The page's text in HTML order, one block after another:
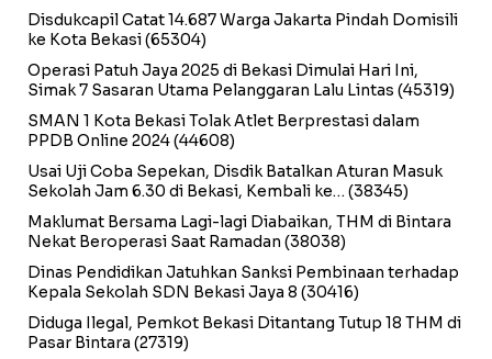
Disdukcapil Catat 14.687 Warga Jakarta Pindah Domisili
ke Kota Bekasi(65304)
Operasi Patuh Jaya 2025 di Bekasi Dimulai Hari Ini,
Simak 7 Sasaran Utama Pelanggaran Lalu Lintas (45319)
SMAN 1 Kota Bekasi Tolak Atlet Berprestasi dalam
PPDB Online 2024(44608)
Usai Uji Coba Sepekan, Disdik Batalkan Aturan Masuk
Sekolah Jam 6.30 di Bekasi, Kembali ke… (38345)
Maklumat Bersama Lagi-lagi Diabaikan, THM di Bintara
Nekat Beroperasi Saat Ramadan (38038)
Dinas Pendidikan Jatuhkan Sanksi Pembinaan terhadap
Kepala Sekolah SDN Bekasi Jaya 8 (30416)
Diduga Ilegal, Pemkot Bekasi Ditantang Tutup 18 THM di
Pasar Bintara (27319)